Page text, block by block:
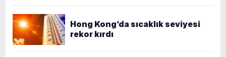
Hong Kong’da sıcaklık seviyesi
rekor kırdı